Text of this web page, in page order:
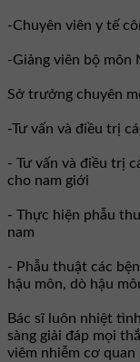
-Chuyên viên y tế
-Giảng viên bộ môn
Sở trưởng chuyên
-Tư vấn và điều trị
- Tư vấn và điều trị
cho nam giới
- Thực hiện phẫu
nam
- Phẫu thuật các
hậu môn, dò hậu
Bác sĩ luôn nhiệt
sàng giải đáp mọi
viêm nhiễm cơ